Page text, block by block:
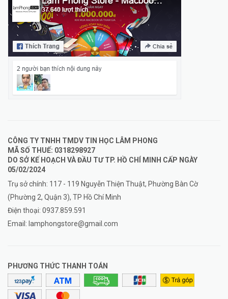
CÔNG TY TNHH TMDV TIN HỌC LÂM PHONG
MÃ SỐ THUẾ: 0318298927
DO SỞ KẾ HOẠCH VÀ ĐẦU TƯ TP. HỒ CHÍ MINH CẤP NGÀY
05/02/2024
Trụ sở chính: 117 - 119 Nguyễn Thiện Thuật, Phường Bàn Cờ
(Phường 2, Quận 3), TP Hồ Chí Minh
Điện thoại: 0937.859.591
Email: lamphongstore@gmail.com
PHƯƠNG THỨC THANH TOÁN